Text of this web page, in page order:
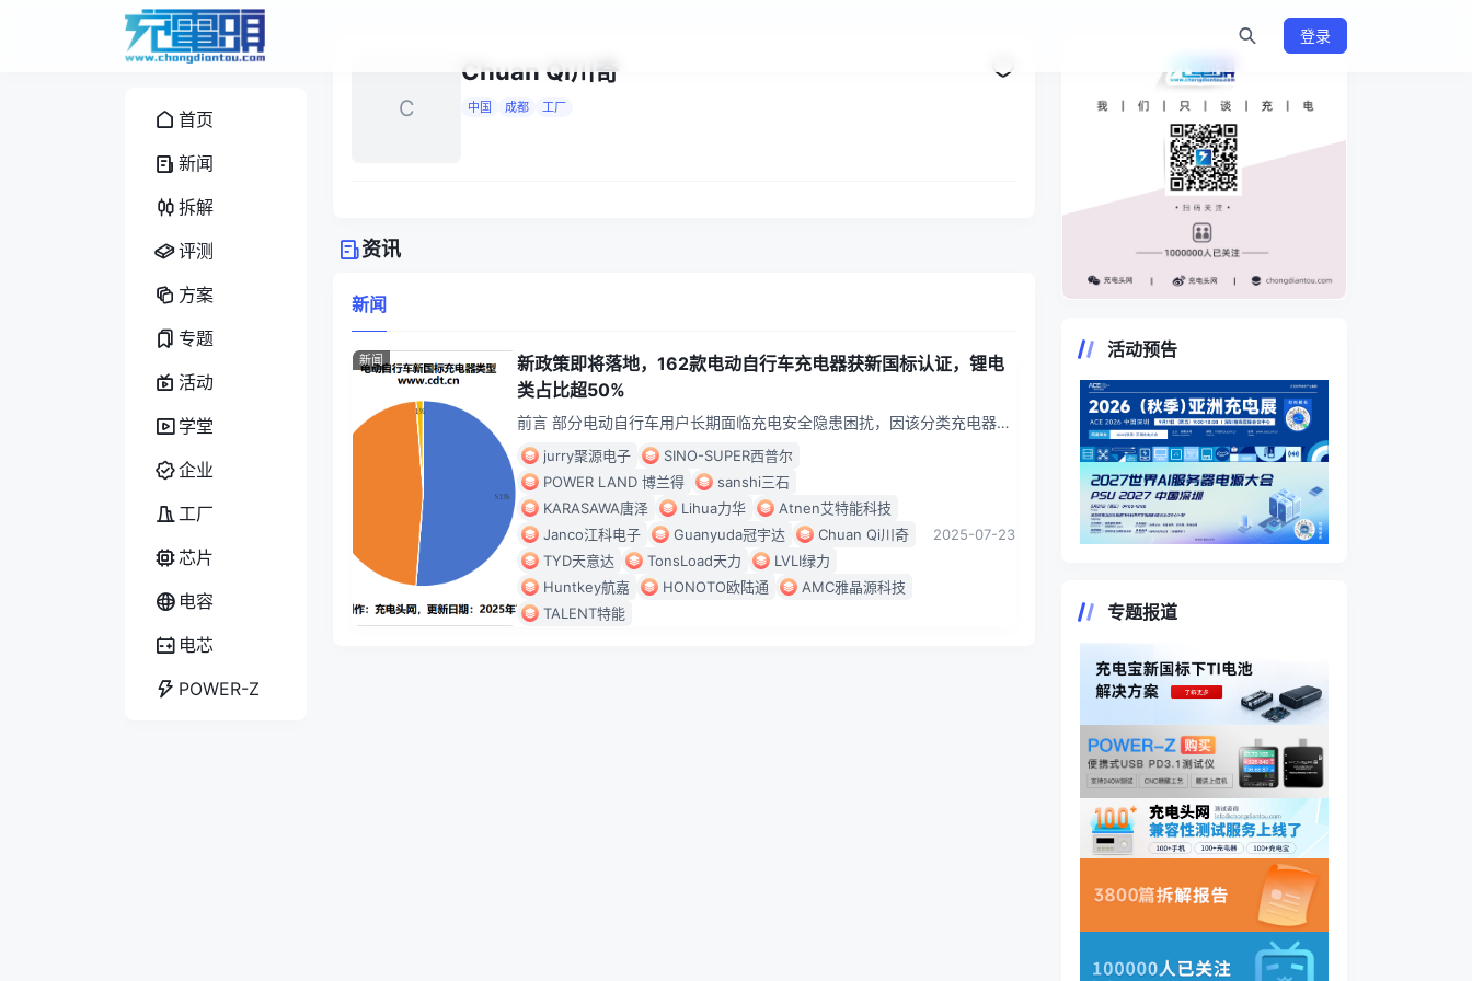
登录
首页
新闻
拆解
评测
方案
专题
活动
学堂
企业
工厂
芯片
电容
电芯
POWER-Z
C
Chuan Qi川奇
中国 成都 工厂
资讯
新闻
新闻
新政策即将落地，162款电动自行车充电器获新国标认证，锂电
类占比超50%
前言 部分电动自行车用户长期面临充电安全隐患困扰，因该分类充电器产
品缺乏强制认证标准，大量劣质配件经非正规渠道流入市场，导致充电起
火、电池...
jurry聚源电子
SINO-SUPER西普尔
POWER LAND 博兰得
sanshi三石
KARASAWA唐泽
Lihua力华
Atnen艾特能科技
Janco江科电子
Guanyuda冠宇达
Chuan Qi川奇
TYD天意达
TonsLoad天力
LVLI绿力
Huntkey航嘉
HONOTO欧陆通
AMC雅晶源科技
TALENT特能
2025-07-23
活动预告
专题报道